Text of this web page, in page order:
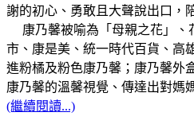
謝的初心、勇敢且大聲說出口，
康乃馨被喻為「母親之花」
市、康是美、統一時代百貨、高
進粉橘及粉色康乃馨；康乃馨外
康乃馨的溫馨視覺、傳達出對媽
(繼續閱讀...)